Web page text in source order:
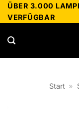
Zum
Inhalt
springen
ÜBER 3.000
VERFÜGBAR
Start »